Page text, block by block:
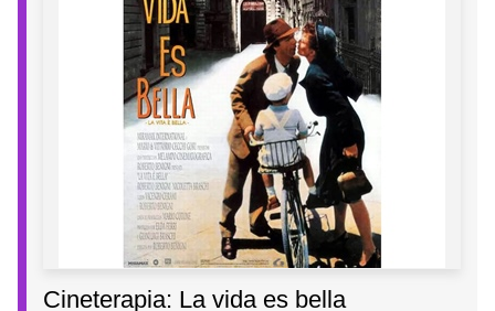
Cineterapia: La vida es bella